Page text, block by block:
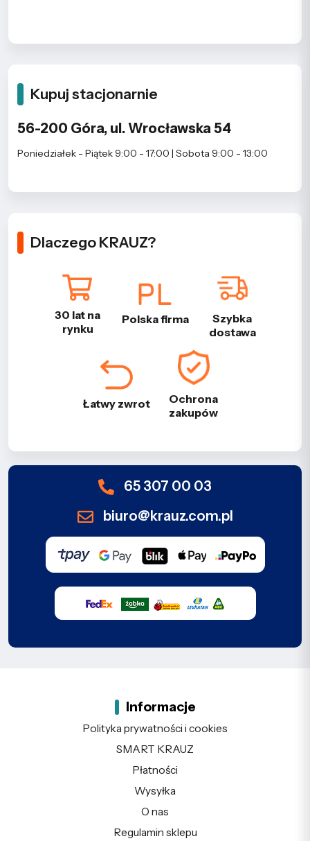
Kupuj stacjonarnie
56-200 Góra, ul. Wrocławska 54
Poniedziałek - Piątek 9:00 - 17:00 | Sobota 9:00 - 13:00
Dlaczego KRAUZ?
30 lat na
rynku
Polska firma
Szybka
dostawa
Łatwy zwrot
Ochrona
zakupów
65 307 00 03
biuro@krauz.com.pl
Informacje
Polityka prywatności i cookies
SMART KRAUZ
Płatności
Wysyłka
O nas
Regulamin sklepu